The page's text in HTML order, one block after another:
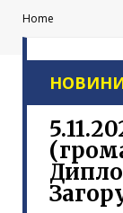
Home
НОВИНИ